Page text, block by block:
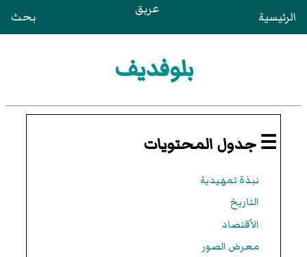
الرئيسية عريق بحث
بلوفديف
☰ جدول المحتويات
نبذة تمهيدية
التاريخ
الأقتصاد
معرض الصور